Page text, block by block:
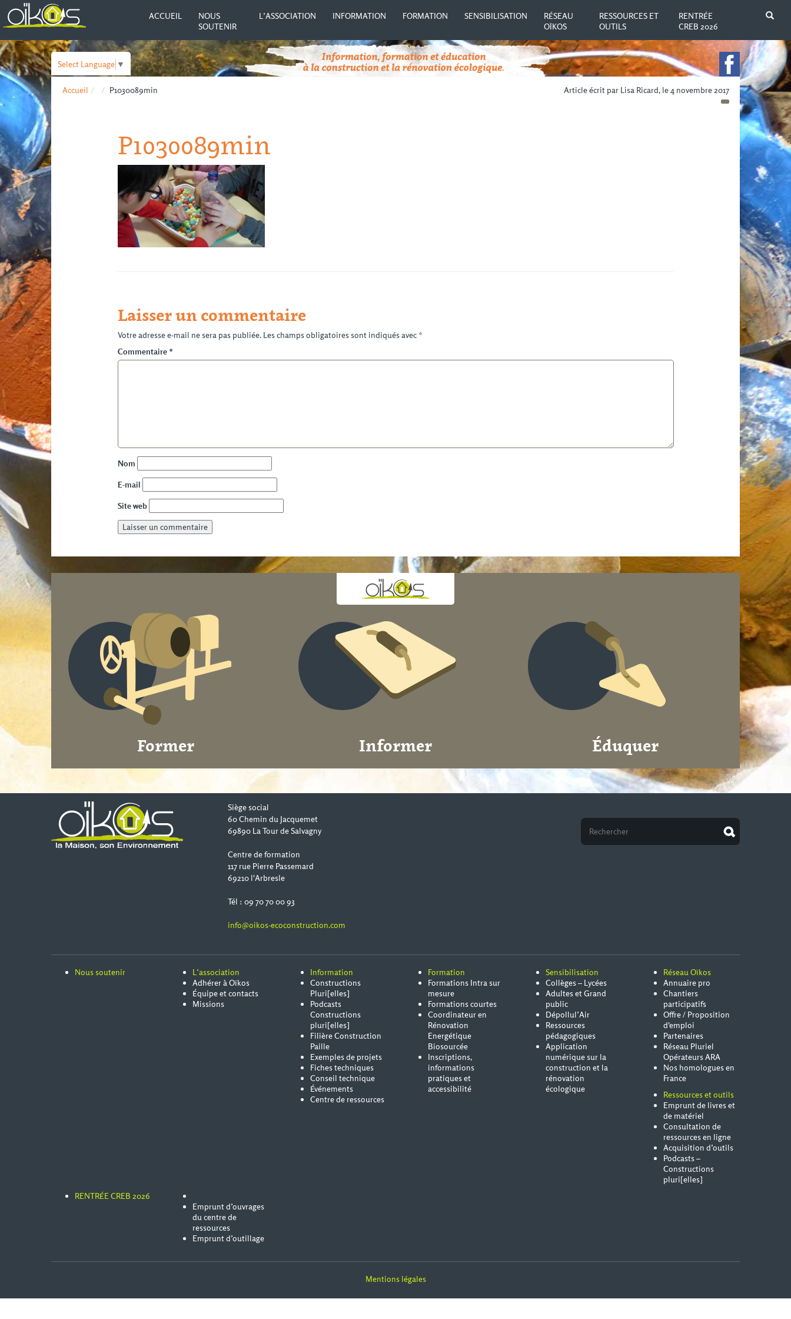
ACCUEIL
NOUS
SOUTENIR
L’ASSOCIATION INFORMATION FORMATION SENSIBILISATION
RÉSEAU
OÏKOS
RESSOURCES ET
OUTILS
RENTRÉE
CREB 2026
Select Language ▼
Accueil P1030089min Article écrit par Lisa Ricard, le 4 novembre 2017
P1030089min
Laisser un commentaire
Votre adresse e-mail ne sera pas publiée. Les champs obligatoires sont indiqués avec *
Commentaire *
Nom
E-mail
Site web
Former Informer Éduquer
Siège social
60 Chemin du Jacquemet
69890 La Tour de Salvagny
Centre de formation
117 rue Pierre Passemard
69210 l'Arbresle
Tél : 09 70 70 00 93
info@oikos-ecoconstruction.com
Nous soutenir
L’association
Adhérer à Oïkos
Équipe et contacts
Missions
Information
Constructions
Pluri[elles]
Podcasts
Constructions
pluri[elles]
Filière Construction
Paille
Exemples de projets
Fiches techniques
Conseil technique
Événements
Centre de ressources
Formation
Formations Intra sur
mesure
Formations courtes
Coordinateur en
Rénovation
Energétique
Biosourcée
Inscriptions,
informations
pratiques et
accessibilité
Sensibilisation
Collèges – Lycées
Adultes et Grand
public
Dépollul’Air
Ressources
pédagogiques
Application
numérique sur la
construction et la
rénovation
écologique
Réseau Oïkos
Annuaire pro
Chantiers
participatifs
Offre / Proposition
d'emploi
Partenaires
Réseau Pluriel
Opérateurs ARA
Nos homologues en
France
Ressources et outils
Emprunt de livres et
de matériel
Consultation de
ressources en ligne
Acquisition d’outils
Podcasts –
Constructions
pluri[elles]
RENTRÉE CREB 2026
Emprunt d’ouvrages
du centre de
ressources
Emprunt d’outillage
Mentions légales